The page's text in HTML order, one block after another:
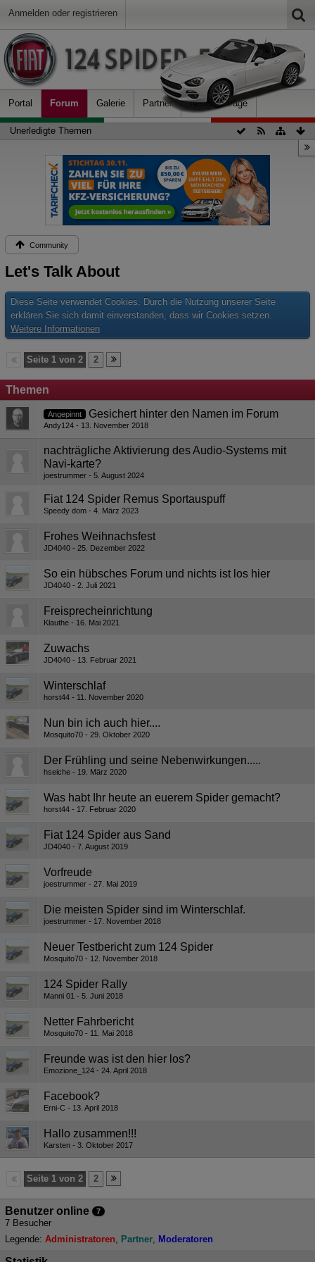
Anmelden oder registrieren
Portal Forum Galerie Partner Neue Beiträge
Unerledigte Themen
Community
Let's Talk About
Diese Seite verwendet Cookies. Durch die Nutzung unserer Seite
erklären Sie sich damit einverstanden, dass wir Cookies setzen.
Weitere Informationen
Seite 1 von 2 2
Themen
Angepinnt Gesichert hinter den Namen im Forum
Andy124 13. November 2018
nachträgliche Aktivierung des Audio-Systems mit
Navi-karte?
joestrummer 5. August 2024
Fiat 124 Spider Remus Sportauspuff
Speedy dom 4. März 2023
Frohes Weihnachsfest
JD4040 25. Dezember 2022
So ein hübsches Forum und nichts ist los hier
JD4040 2. Juli 2021
Freisprecheinrichtung
Klauthe 16. Mai 2021
Zuwachs
JD4040 13. Februar 2021
Winterschlaf
horst44 11. November 2020
Nun bin ich auch hier....
Mosquito70 29. Oktober 2020
Der Frühling und seine Nebenwirkungen.....
hseiche 19. März 2020
Was habt Ihr heute an euerem Spider gemacht?
horst44 17. Februar 2020
Fiat 124 Spider aus Sand
JD4040 7. August 2019
Vorfreude
joestrummer 27. Mai 2019
Die meisten Spider sind im Winterschlaf.
joestrummer 17. November 2018
Neuer Testbericht zum 124 Spider
Mosquito70 12. November 2018
124 Spider Rally
Manni 01 5. Juni 2018
Netter Fahrbericht
Mosquito70 11. Mai 2018
Freunde was ist den hier los?
Emozione_124 24. April 2018
Facebook?
Erni-C 13. April 2018
Hallo zusammen!!!
Karsten 3. Oktober 2017
Seite 1 von 2 2
Benutzer online 7
7 Besucher
Legende: Administratoren Partner Moderatoren